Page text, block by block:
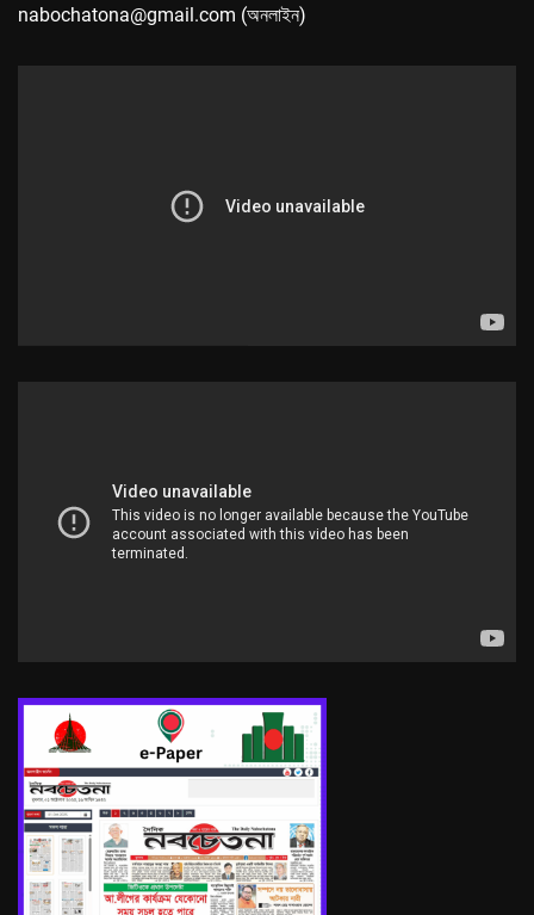
nabochatona@gmail.com (অনলাইন)